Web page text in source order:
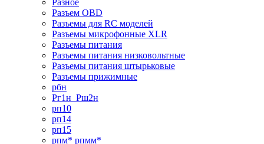
Разъем OBD
Разъемы для RC моделей
Разъемы микрофонные XLR
Разъемы питания
Разъемы питания низковольтные
Разъемы питания штырьковые
Разъемы прижимные
рбн
Рг1н_Рш2н
рп10
рп14
рп15
рпм* рпмм*